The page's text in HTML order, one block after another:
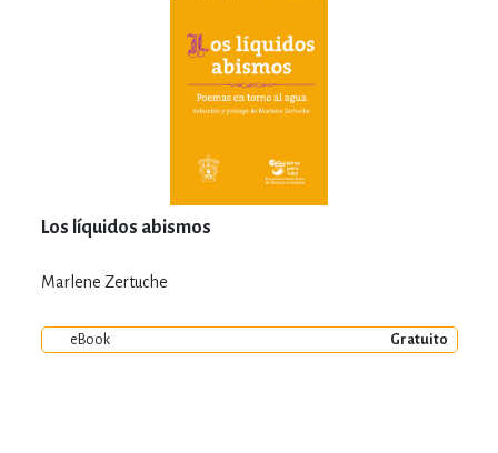
Los líquidos abismos
Marlene Zertuche
eBook Gratuito